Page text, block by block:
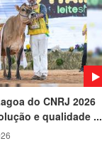
do CNRJ 2026
e qualidade ...